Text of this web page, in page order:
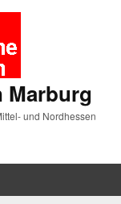
Marburg
und Nordhessen